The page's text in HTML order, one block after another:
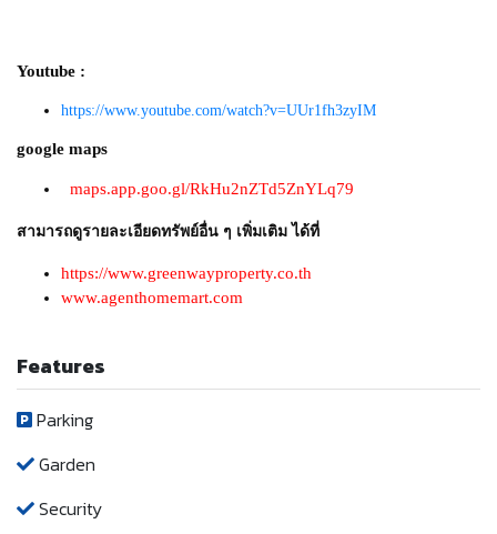
Youtube :
https://www.youtube.com/watch?v=UUr1fh3zyIM
google maps
maps.app.goo.gl/RkHu2nZTd5ZnYLq79
สามารถดูรายละเอียดทรัพย์อื่น ๆ เพิ่มเติม ได้ที่
https://www.greenwayproperty.co.th
www.agenthomemart.com
Features
Parking
Garden
Security